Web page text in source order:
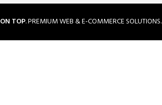
ON TOP. PREMIUM WEB & E-COMMERCE SOLUTIONS.